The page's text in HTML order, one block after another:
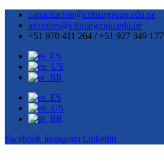
capacitacion@cifmargroup.edu.pe
informes@cifmargroup.edu.pe
+51 970 411 264 / +51 927 349 177
Facebook Instagram Linkedin